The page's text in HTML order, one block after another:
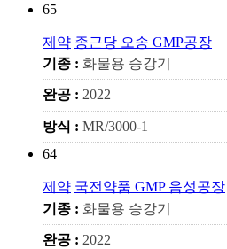
65
제약 종근당 오송 GMP공장
기종 : 화물용 승강기
완공 : 2022
방식 : MR/3000-1
64
제약 국전약품 GMP 음성공장
기종 : 화물용 승강기
완공 : 2022